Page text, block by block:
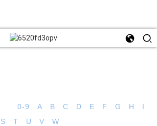
0-9 A B C D E F G H
I
S T U V W